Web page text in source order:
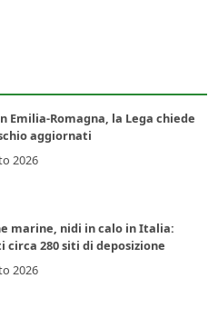
Emilia-Romagna, la Lega chiede
aggiornati
2026
marine, nidi in calo in Italia:
circa 280 siti di deposizione
2026